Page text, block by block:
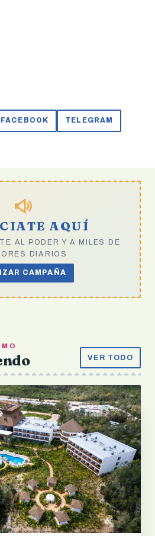
FACEBOOK TELEGRAM
AQUÍ
AL PODER Y A MILES DE
DIARIOS
CAMPAÑA
VER TODO